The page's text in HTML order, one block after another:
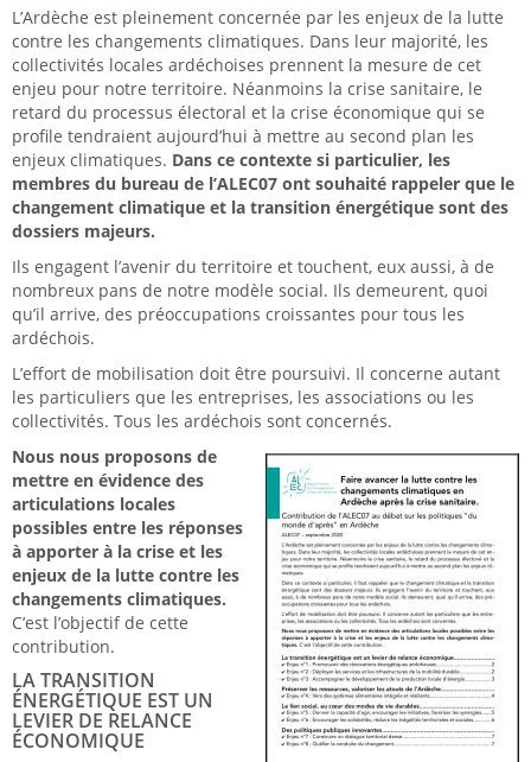
L’Ardèche est pleinement concernée par les enjeux de la lutte
contre les changements climatiques. Dans leur majorité, les
collectivités locales ardéchoises prennent la mesure de cet
enjeu pour notre territoire. Néanmoins la crise sanitaire, le
retard du processus électoral et la crise économique qui se
profile tendraient aujourd’hui à mettre au second plan les
enjeux climatiques. Dans ce contexte si particulier, les
membres du bureau de l’ALEC07 ont souhaité rappeler que le
changement climatique et la transition énergétique sont des
dossiers majeurs.
Ils engagent l’avenir du territoire et touchent, eux aussi, à de
nombreux pans de notre modèle social. Ils demeurent, quoi
qu’il arrive, des préoccupations croissantes pour tous les
ardéchois.
L’effort de mobilisation doit être poursuivi. Il concerne autant
les particuliers que les entreprises, les associations ou les
collectivités. Tous les ardéchois sont concernés.
Nous nous proposons de
mettre en évidence des
articulations locales
possibles entre les réponses
à apporter à la crise et les
enjeux de la lutte contre les
changements climatiques.
C’est l’objectif de cette
contribution.
LA TRANSITION
ÉNERGÉTIQUE EST UN
LEVIER DE RELANCE
ÉCONOMIQUE